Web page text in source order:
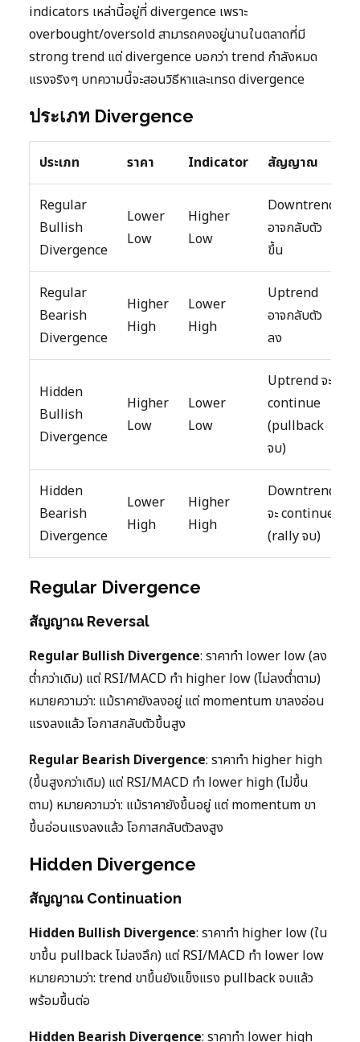
indicators เหล่านี้อยู่ที่ divergence เพราะ
overbought/oversold สามารถคงอยู่นานในตลาดที่มี
strong trend แต่ divergence บอกว่า trend กำลังหมด
แรงจริงๆ บทความนี้จะสอนวิธีหาและเทรด divergence
ประเภท Divergence
ประเภท ราคา Indicator สัญญาณ
Regular
Bullish
Divergence
Lower
Low
Higher
Low
Downtrend
อาจกลับตัว
ขึ้น
Regular
Bearish
Divergence
Higher
High
Lower
High
Uptrend
อาจกลับตัว
ลง
Hidden
Bullish
Divergence
Higher
Low
Lower
Low
Uptrend จะ
continue
(pullback
จบ)
Hidden
Bearish
Divergence
Lower
High
Higher
High
Downtrend
จะ continue
(rally จบ)
Regular Divergence
สัญญาณ Reversal
Regular Bullish Divergence: ราคาทำ lower low (ลง
ต่ำกว่าเดิม) แต่ RSI/MACD ทำ higher low (ไม่ลงต่ำตาม)
หมายความว่า: แม้ราคายังลงอยู่ แต่ momentum ขาลงอ่อน
แรงลงแล้ว โอกาสกลับตัวขึ้นสูง
Regular Bearish Divergence: ราคาทำ higher high
(ขึ้นสูงกว่าเดิม) แต่ RSI/MACD ทำ lower high (ไม่ขึ้น
ตาม) หมายความว่า: แม้ราคายังขึ้นอยู่ แต่ momentum ขา
ขึ้นอ่อนแรงลงแล้ว โอกาสกลับตัวลงสูง
Hidden Divergence
สัญญาณ Continuation
Hidden Bullish Divergence: ราคาทำ higher low (ใน
ขาขึ้น pullback ไม่ลงลึก) แต่ RSI/MACD ทำ lower low
หมายความว่า: trend ขาขึ้นยังแข็งแรง pullback จบแล้ว
พร้อมขึ้นต่อ
Hidden Bearish Divergence: ราคาทำ lower high